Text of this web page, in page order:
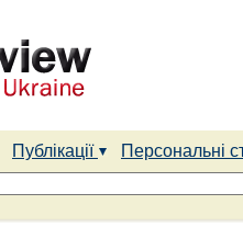
Публікації
Персональні